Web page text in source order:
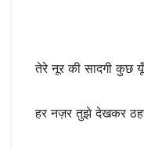
तेरे नूर की सादगी कुछ
हर नज़र तुझे देखकर